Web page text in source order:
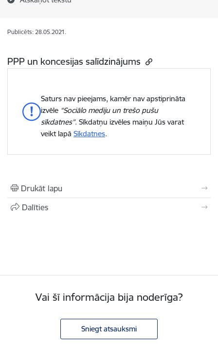
Publicēts: 28.05.2021.
PPP un koncesijas salīdzinājums
Saturs nav pieejams, kamēr nav apstiprināta
izvēle “Sociālo mediju un trešo pušu
sīkdatnes”. Sīkdatņu izvēles maiņu Jūs varat
veikt lapā Sīkdatnes.
Drukāt lapu
Dalīties
Vai šī informācija bija noderīga?
Sniegt atsauksmi